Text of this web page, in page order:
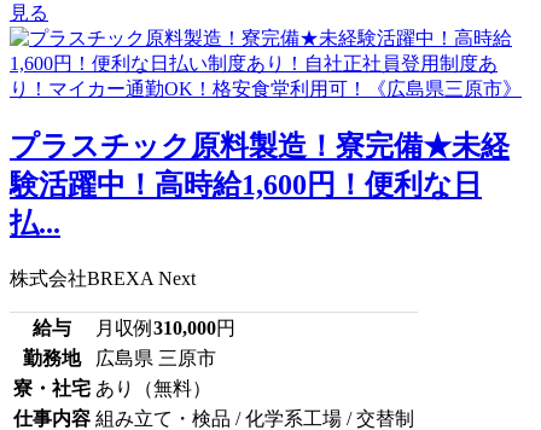
見る
プラスチック原料製造！寮完備★未経
験活躍中！高時給1,600円！便利な日
払...
株式会社BREXA Next
給与 月収例 310,000円
勤務地
広島県 三原市
寮・社宅 あり（無料）
仕事内容 組み立て・検品 / 化学系工場 / 交替制